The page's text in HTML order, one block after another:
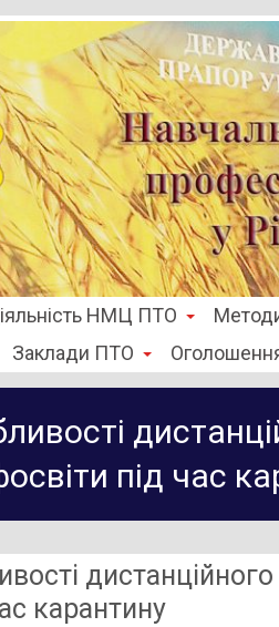
НМЦ ПТО
Заклади ПТО
під час
карантину